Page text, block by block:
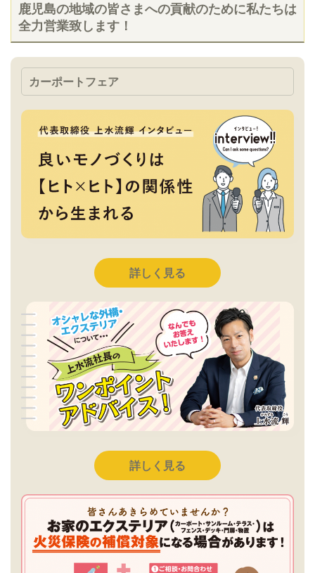
鹿児島の地域の皆さまへの貢献のために私たちは
全力営業致します！
カーポートフェア
詳しく見る
詳しく見る